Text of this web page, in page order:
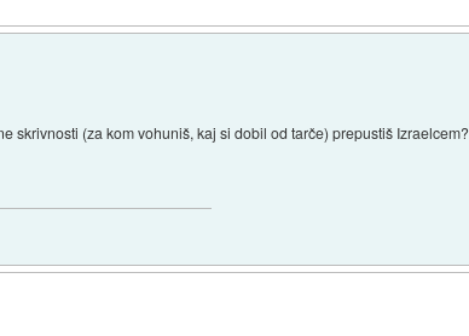
skrivnosti (za kom vohuniš, kaj si dobil od tarče) prepustiš Izraelcem?